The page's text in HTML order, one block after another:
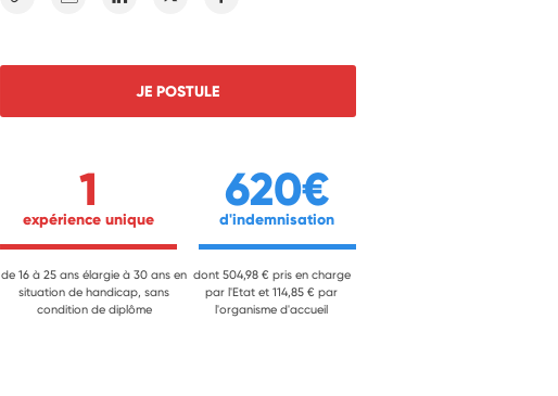
JE POSTULE
1
expérience unique
de 16 à 25 ans élargie à 30 ans en
situation de handicap, sans
condition de diplôme
620€
d'indemnisation
dont 504,98 € pris en charge
par l'Etat et 114,85 € par
l'organisme d'accueil